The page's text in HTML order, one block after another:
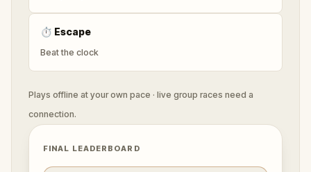
⏱ Escape
Beat the clock
Plays offline at your own pace · live group races need a
connection.
FINAL LEADERBOARD